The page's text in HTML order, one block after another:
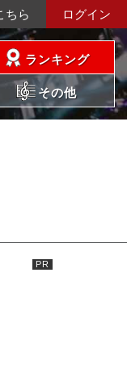
ちら ログイン
ランキング
その他